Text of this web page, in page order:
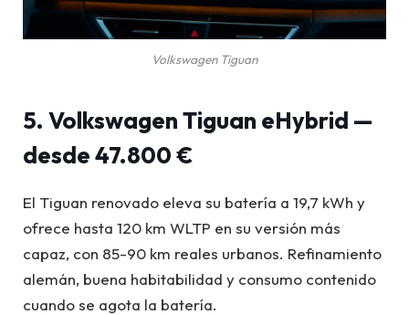
Volkswagen Tiguan
5. Volkswagen Tiguan eHybrid —
desde 47.800 €
El Tiguan renovado eleva su batería a 19,7 kWh y
ofrece hasta 120 km WLTP en su versión más
capaz, con 85-90 km reales urbanos. Refinamiento
alemán, buena habitabilidad y consumo contenido
cuando se agota la batería.